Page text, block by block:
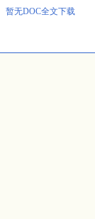
暂无DOC全文下载